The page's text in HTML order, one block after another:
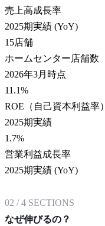
売上高成長率
2025期実績 (YoY)
15店舗
ホームセンター店舗数
2026年3月時点
11.1%
ROE（自己資本利益率）
2025期実績
1.7%
営業利益成長率
2025期実績 (YoY)
02 /4 SECTIONS
なぜ伸びるの？